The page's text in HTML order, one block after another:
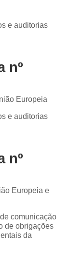
e auditorias
nº
Europeia
e auditorias
nº
Europeia e
comunicação
de obrigações
da